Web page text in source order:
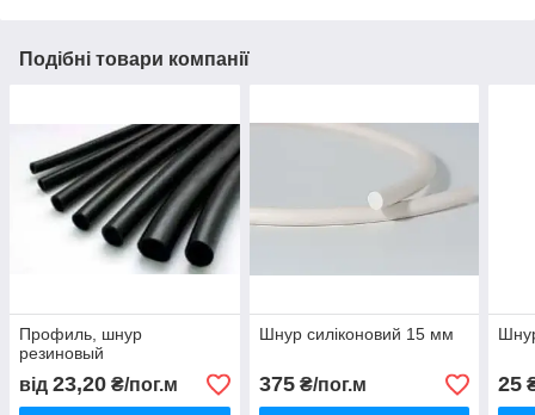
Подібні товари компанії
Профиль, шнур
резиновый
від 23,20 ₴/пог.м
Шнур силіконовий 15 мм
375₴/пог.м 25